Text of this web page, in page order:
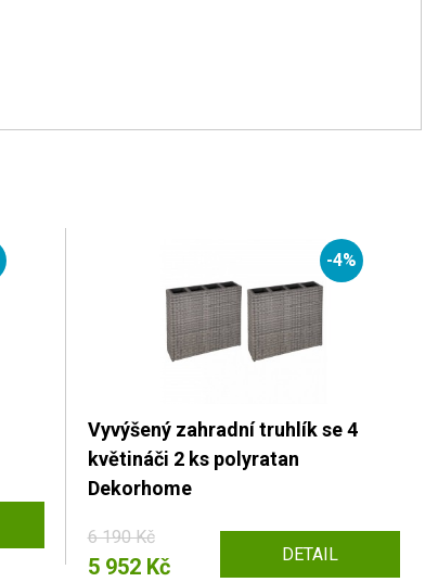
-4%
Vyvýšený zahradní truhlík se 4
květináči 2 ks polyratan
Dekorhome
6 190 Kč
5 952 Kč DETAIL